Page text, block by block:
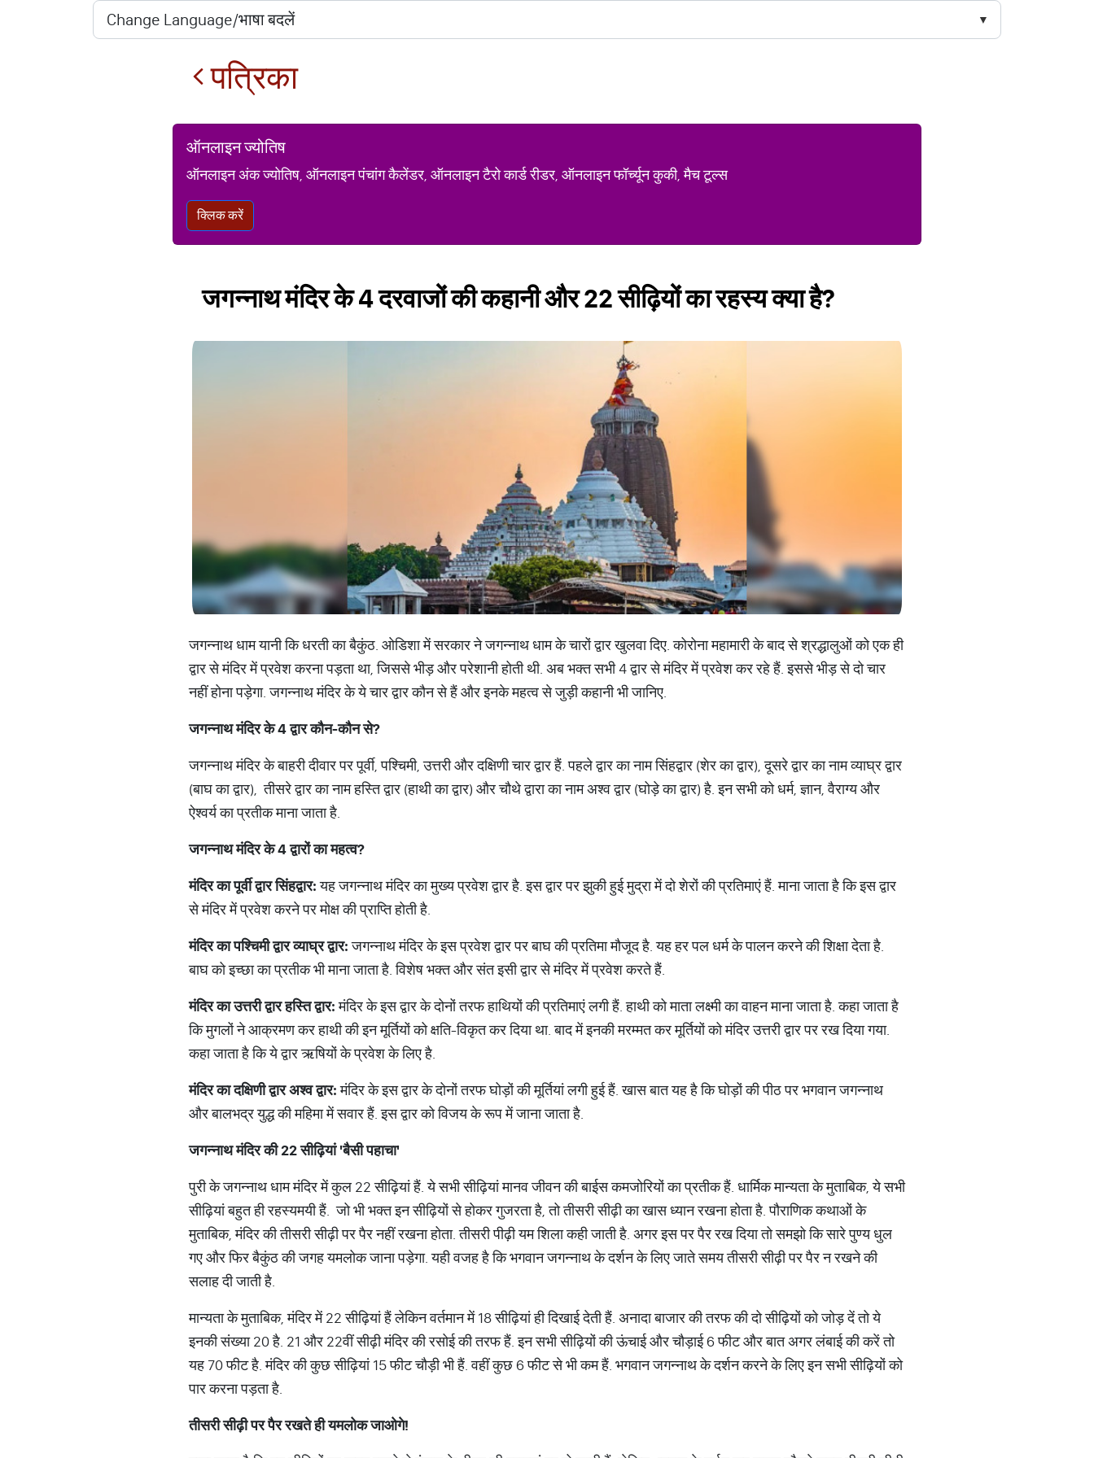
पत्रिका
ऑनलाइन ज्योतिष
ऑनलाइन अंक ज्योतिष, ऑनलाइन पंचांग कैलेंडर, ऑनलाइन टैरो कार्ड रीडर, ऑनलाइन फॉर्च्यून कुकी, मैच टूल्स
क्लिक करें
जगन्नाथ मंदिर के 4 दरवाजों की कहानी और 22 सीढ़ियों का रहस्य क्या है?
जगन्नाथ धाम यानी कि धरती का बैकुंठ. ओडिशा में सरकार ने जगन्नाथ धाम के चारों द्वार खुलवा दिए. कोरोना महामारी के बाद से श्रद्धालुओं को एक ही
द्वार से मंदिर में प्रवेश करना पड़ता था, जिससे भीड़ और परेशानी होती थी. अब भक्त सभी 4 द्वार से मंदिर में प्रवेश कर रहे हैं. इससे भीड़ से दो चार
नहीं होना पड़ेगा. जगन्नाथ मंदिर के ये चार द्वार कौन से हैं और इनके महत्व से जुड़ी कहानी भी जानिए.
जगन्नाथमंदिरके4द्वारकौन-कौनसे?
जगन्नाथ मंदिर के बाहरी दीवार पर पूर्वी, पश्चिमी, उत्तरी और दक्षिणी चार द्वार हैं. पहले द्वार का नाम सिंहद्वार (शेर का द्वार), दूसरे द्वार का नाम व्याघ्र द्वार
(बाघ का द्वार), तीसरे द्वार का नाम हस्ति द्वार (हाथी का द्वार) और चौथे द्वारा का नाम अश्व द्वार (घोड़े का द्वार) है. इन सभी को धर्म, ज्ञान, वैराग्य और
ऐश्वर्य का प्रतीक माना जाता है.
जगन्नाथमंदिरके4द्वारोंकामहत्व?
मंदिरकापूर्वीद्वारसिंहद्वार:यह जगन्नाथ मंदिर का मुख्य प्रवेश द्वार है. इस द्वार पर झुकी हुई मुद्रा में दो शेरों की प्रतिमाएं हैं. माना जाता है कि इस द्वार
से मंदिर में प्रवेश करने पर मोक्ष की प्राप्ति होती है.
मंदिरकापश्चिमीद्वारव्याघ्रद्वार:जगन्नाथ मंदिर के इस प्रवेश द्वार पर बाघ की प्रतिमा मौजूद है. यह हर पल धर्म के पालन करने की शिक्षा देता है.
बाघ को इच्छा का प्रतीक भी माना जाता है. विशेष भक्त और संत इसी द्वार से मंदिर में प्रवेश करते हैं.
मंदिरकाउत्तरीद्वारहस्तिद्वार:मंदिर के इस द्वार के दोनों तरफ हाथियों की प्रतिमाएं लगी हैं. हाथी को माता लक्ष्मी का वाहन माना जाता है. कहा जाता है
कि मुगलों ने आक्रमण कर हाथी की इन मूर्तियों को क्षति-विकृत कर दिया था. बाद में इनकी मरम्मत कर मूर्तियों को मंदिर उत्तरी द्वार पर रख दिया गया.
कहा जाता है कि ये द्वार ऋषियों के प्रवेश के लिए है.
मंदिरकादक्षिणीद्वारअश्वद्वार:मंदिर के इस द्वार के दोनों तरफ घोड़ों की मूर्तियां लगी हुई हैं. खास बात यह है कि घोड़ों की पीठ पर भगवान जगन्नाथ
और बालभद्र युद्ध की महिमा में सवार हैं. इस द्वार को विजय के रूप में जाना जाता है.
जगन्नाथमंदिरकी22सीढ़ियां'बैसीपहाचा'
पुरी के जगन्नाथ धाम मंदिर में कुल 22 सीढ़ियां हैं. ये सभी सीढ़ियां मानव जीवन की बाईस कमजोरियों का प्रतीक हैं. धार्मिक मान्यता के मुताबिक, ये सभी
सीढ़ियां बहुत ही रहस्यमयी हैं. जो भी भक्त इन सीढ़ियों से होकर गुजरता है, तो तीसरी सीढ़ी का खास ध्यान रखना होता है. पौराणिक कथाओं के
मुताबिक, मंदिर की तीसरी सीढ़ी पर पैर नहीं रखना होता. तीसरी पीढ़ी यम शिला कही जाती है. अगर इस पर पैर रख दिया तो समझो कि सारे पुण्य धुल
गए और फिर बैकुंठ की जगह यमलोक जाना पड़ेगा. यही वजह है कि भगवान जगन्नाथ के दर्शन के लिए जाते समय तीसरी सीढ़ी पर पैर न रखने की
सलाह दी जाती है.
मान्यता के मुताबिक, मंदिर में 22 सीढ़ियां हैं लेकिन वर्तमान में 18 सीढ़ियां ही दिखाई देती हैं. अनादा बाजार की तरफ की दो सीढ़ियों को जोड़ दें तो ये
इनकी संख्या 20 है. 21 और 22वीं सीढ़ी मंदिर की रसोई की तरफ हैं. इन सभी सीढ़ियों की ऊंचाई और चौड़ाई 6 फीट और बात अगर लंबाई की करें तो
यह 70 फीट है. मंदिर की कुछ सीढ़ियां 15 फीट चौड़ी भी हैं. वहीं कुछ 6 फीट से भी कम हैं. भगवान जगन्नाथ के दर्शन करने के लिए इन सभी सीढ़ियों को
पार करना पड़ता है.
तीसरीसीढ़ीपरपैररखतेहीयमलोकजाओगे!